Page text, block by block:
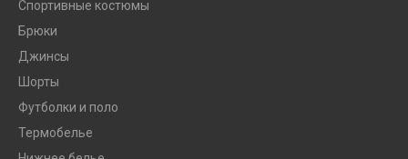
Спортивные костюмы
Брюки
Джинсы
Шорты
Футболки и поло
Термобелье